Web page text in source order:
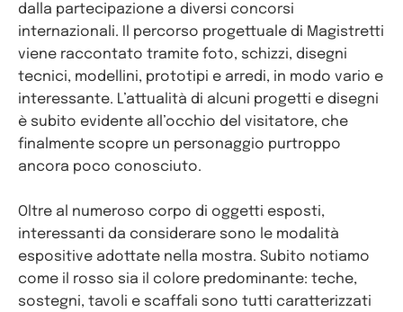
dalla partecipazione a diversi concorsi
internazionali. Il percorso progettuale di Magistretti
viene raccontato tramite foto, schizzi, disegni
tecnici, modellini, prototipi e arredi, in modo vario e
interessante. L’attualità di alcuni progetti e disegni
è subito evidente all’occhio del visitatore, che
finalmente scopre un personaggio purtroppo
ancora poco conosciuto.
Oltre al numeroso corpo di oggetti esposti,
interessanti da considerare sono le modalità
espositive adottate nella mostra. Subito notiamo
come il rosso sia il colore predominante: teche,
sostegni, tavoli e scaffali sono tutti caratterizzati